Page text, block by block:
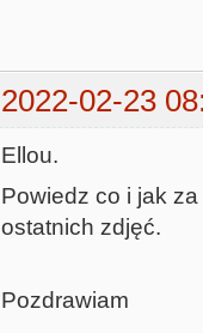
2022-02-23
Ellou.
Powiedz co i jak
ostatnich zdjęć.
Pozdrawiam